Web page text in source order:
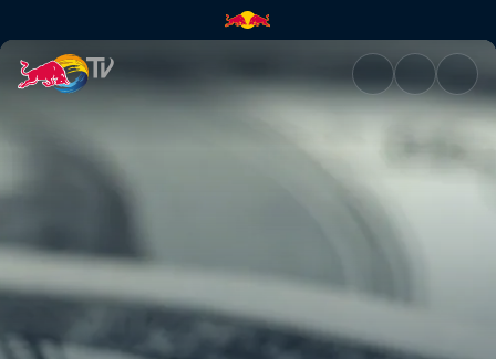
Ser rico ¿el objetivo de